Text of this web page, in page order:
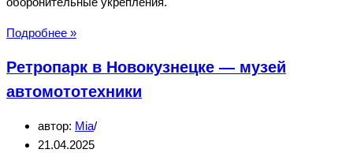
Подробнее »Сапун-
в
Севастополе
Ретропарк в Новокузнецке — музей
автомототехники
автор: Mia
21.04.2025